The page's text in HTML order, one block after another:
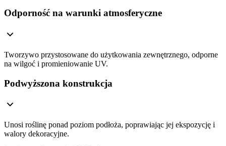
Odporność na warunki atmosferyczne
Tworzywo przystosowane do użytkowania zewnętrznego, odporne
na wilgoć i promieniowanie UV.
Podwyższona konstrukcja
Unosi roślinę ponad poziom podłoża, poprawiając jej ekspozycję i
walory dekoracyjne.